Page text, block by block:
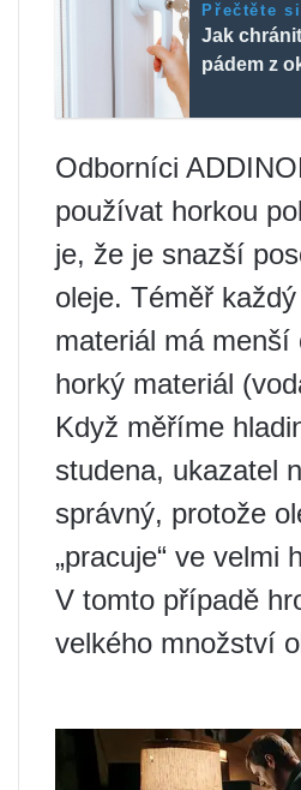
Přečtěte
Jak
pádem z
Odborníci
používat horkou
je, že je snazší
oleje. Téměř
materiál má menší
horký materiál
Když měříme
studena, ukazatel
správný, protože
„pracuje“ ve velmi
V tomto případě
velkého množství